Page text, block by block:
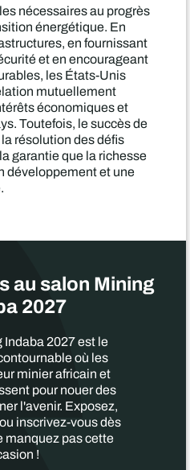
nécessaires au progrès
énergétique. En
en fournissant
et en encourageant
les États-Unis
mutuellement
économiques et
Toutefois, le succès de
résolution des défis
garantie que la richesse
développement et une
au salon Mining
2027
2027 est le
où les
minier africain et
pour nouer des
l'avenir. Exposez,
inscrivez-vous dès
pas cette
!